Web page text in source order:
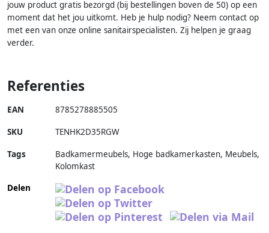
jouw product gratis bezorgd (bij bestellingen boven de 50) op een
moment dat het jou uitkomt. Heb je hulp nodig? Neem contact op
met een van onze online sanitairspecialisten. Zij helpen je graag
verder.
Referenties
EAN 8785278885505
SKU TENHK2D35RGW
Tags
Badkamermeubels, Hoge badkamerkasten, Meubels,
Kolomkast
Delen